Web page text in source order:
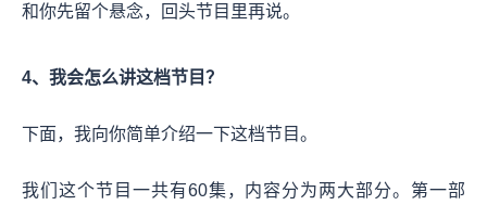
和你先留个悬念，回头节目里再说。
4、我会怎么讲这档节目？
下面，我向你简单介绍一下这档节目。
我们这个节目一共有60集，内容分为两大部分。第一部